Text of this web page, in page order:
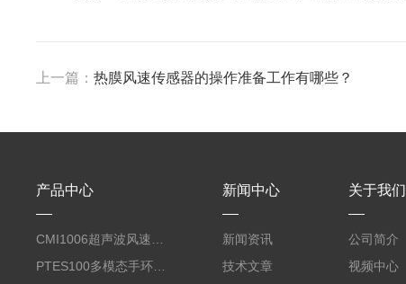
上一篇：热膜风速传感器的操作准备工作有哪些？
产品中心 新闻中心
新闻资讯
技术文章
关于我们
公司简介
视频中心